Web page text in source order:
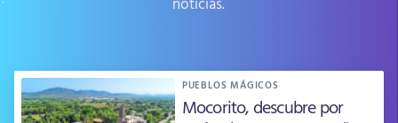
PUEBLOS MÁGICOS
Mocorito, descubre por